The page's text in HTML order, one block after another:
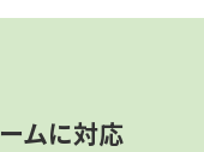
ムに対応